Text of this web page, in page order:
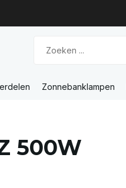
Zonnebanklampen
500W